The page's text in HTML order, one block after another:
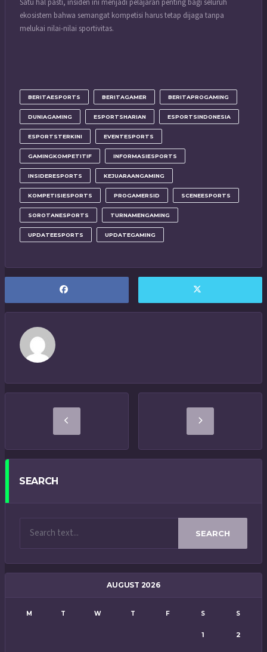
Satu hal pasti, insiden ini menjadi pelajaran penting bagi seluruh
ekosistem bahwa semangat kompetisi harus tetap dijaga tanpa
melukai nilai-nilai sportivitas.
BERITAESPORTS BERITAGAMER BERITAPROGAMING
DUNIAGAMING ESPORTSHARIAN ESPORTSINDONESIA
ESPORTSTERKINI EVENTESPORTS
GAMINGKOMPETITIF INFORMASIESPORTS
INSIDERESPORTS KEJUARAANGAMING
KOMPETISIESPORTS PROGAMERSID SCENEESPORTS
SOROTANESPORTS TURNAMENGAMING
UPDATEESPORTS UPDATEGAMING
SEARCH
SEARCH
AUGUST 2026
M T W T F S S
1 2